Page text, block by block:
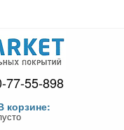
77-55-898
корзине: